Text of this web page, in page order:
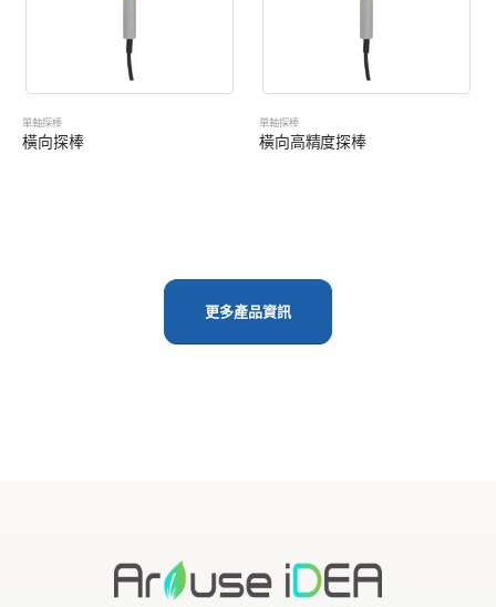
單軸探棒
橫向探棒
單軸探棒
橫向高精度探棒
更多產品資訊